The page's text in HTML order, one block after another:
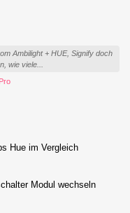
Ambilight + HUE, Signify doch
wie viele...
Hue im Vergleich
Modul wechseln